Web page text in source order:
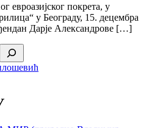
евроазијског покрета, у
у Београду, 15. децембра
Дарје Александрове […]